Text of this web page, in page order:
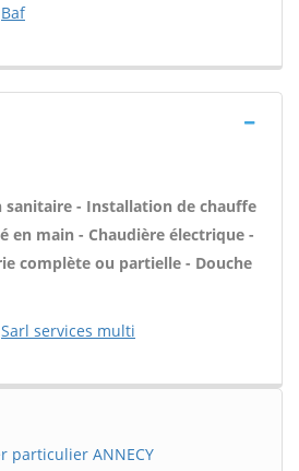
Baf
sanitaire - Installation de chauffe
en main - Chaudière électrique -
complète ou partielle - Douche
Sarl services multi
particulier ANNECY